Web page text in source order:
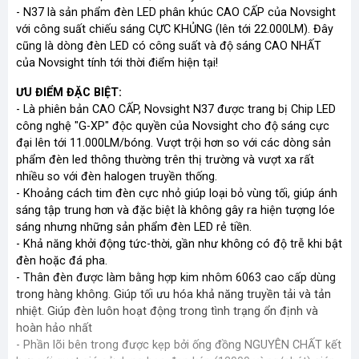
- N37 là sản phẩm đèn LED phân khúc CAO CẤP của Novsight
với công suất chiếu sáng CỰC KHỦNG (lên tới 22.000LM). Đây
cũng là dòng đèn LED có công suất và độ sáng CAO NHẤT
của Novsight tính tới thời điểm hiện tại!
ƯU ĐIỂM ĐẶC BIỆT:
- Là phiên bản CAO CẤP, Novsight N37 được trang bị Chip LED
công nghệ "G-XP" độc quyền của Novsight cho độ sáng cực
đại lên tới 11.000LM/bóng. Vượt trội hơn so với các dòng sản
phẩm đèn led thông thường trên thị trường và vượt xa rất
nhiều so với đèn halogen truyền thống.
- Khoảng cách tim đèn cực nhỏ giúp loại bỏ vùng tối, giúp ánh
sáng tập trung hơn và đặc biệt là không gây ra hiện tượng lóe
sáng nhưng những sản phẩm đèn LED rẻ tiền.
- Khả năng khởi động tức-thời, gần như không có độ trễ khi bật
đèn hoặc đá pha.
- Thân đèn được làm bằng hợp kim nhôm 6063 cao cấp dùng
trong hàng không. Giúp tối ưu hóa khả năng truyền tải và tản
nhiệt. Giúp đèn luôn hoạt động trong tình trạng ổn định và
hoàn hảo nhất
- Phần lõi bên trong được kẹp bởi ống đồng NGUYÊN CHẤT kết